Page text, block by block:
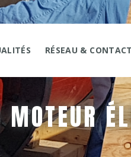
RÉSEAU & CONTACT